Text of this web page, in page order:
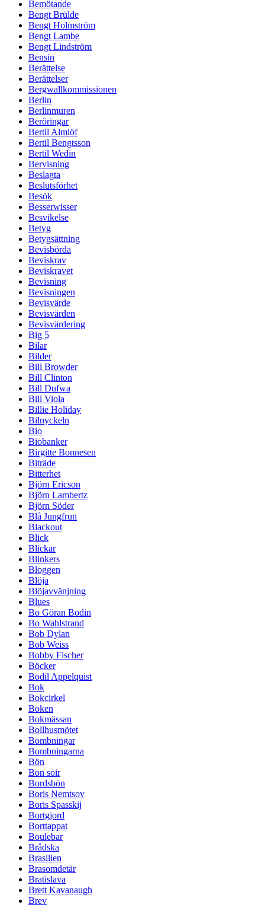
Bemötande
Bengt Brülde
Bengt Holmström
Bengt Lambe
Bengt Lindström
Bensin
Berättelse
Berättelser
Bergwallkommissionen
Berlin
Berlinmuren
Beröringar
Bertil Almlöf
Bertil Bengtsson
Bertil Wedin
Bervisning
Beslagta
Beslutsförhet
Besök
Besserwisser
Besvikelse
Betyg
Betygsättning
Bevisbörda
Beviskrav
Beviskravet
Bevisning
Bevisningen
Bevisvärde
Bevisvärden
Bevisvärdering
Big 5
Bilar
Bilder
Bill Browder
Bill Clinton
Bill Dufwa
Bill Viola
Billie Holiday
Bilnyckeln
Bio
Biobanker
Birgitte Bonnesen
Biträde
Bitterhet
Björn Ericson
Björn Lambertz
Björn Söder
Blå Jungfrun
Blackout
Blick
Blickar
Blinkers
Bloggen
Blöja
Blöjavvänjning
Blues
Bo Göran Bodin
Bo Wahlstrand
Bob Dylan
Bob Weiss
Bobby Fischer
Böcker
Bodil Appelquist
Bok
Bokcirkel
Boken
Bokmässan
Bollhusmötet
Bombningar
Bombningarna
Bön
Bon soir
Bordsbön
Boris Nemtsov
Boris Spasskij
Bortgjord
Borttappat
Boulebar
Brådska
Brasilien
Brasomdetär
Bratislava
Brett Kavanaugh
Brev